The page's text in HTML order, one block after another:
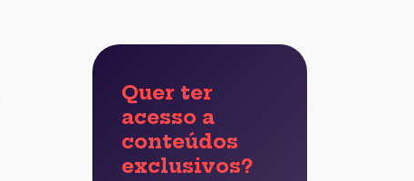
Quer ter
acesso a
conteúdos
exclusivos?